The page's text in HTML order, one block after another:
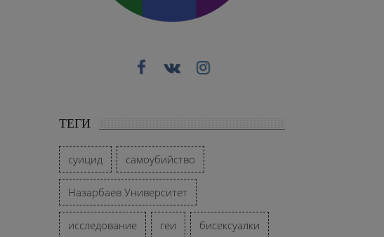
ТЕГИ
суицид самоубийство
Назарбаев Университет
исследование геи бисексуалки